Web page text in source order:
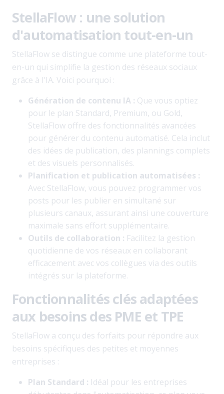
StellaFlow : une solution
d'automatisation tout-en-un
StellaFlow se distingue comme une plateforme tout-
en-un qui simplifie la gestion des réseaux sociaux
grâce à l'IA. Voici pourquoi :
Génération de contenu IA : Que vous optiez
pour le plan Standard, Premium, ou Gold,
StellaFlow offre des fonctionnalités avancées
pour générer du contenu automatisé. Cela inclut
des idées de publication, des plannings complets
et des visuels personnalisés.
Planification et publication automatisées :
Avec StellaFlow, vous pouvez programmer vos
posts pour les publier en simultané sur
plusieurs canaux, assurant ainsi une couverture
maximale sans effort supplémentaire.
Outils de collaboration : Facilitez la gestion
quotidienne de vos réseaux en collaborant
efficacement avec vos collègues via des outils
intégrés sur la plateforme.
Fonctionnalités clés adaptées
aux besoins des PME et TPE
StellaFlow a conçu des forfaits pour répondre aux
besoins spécifiques des petites et moyennes
entreprises :
Plan Standard : Idéal pour les entreprises